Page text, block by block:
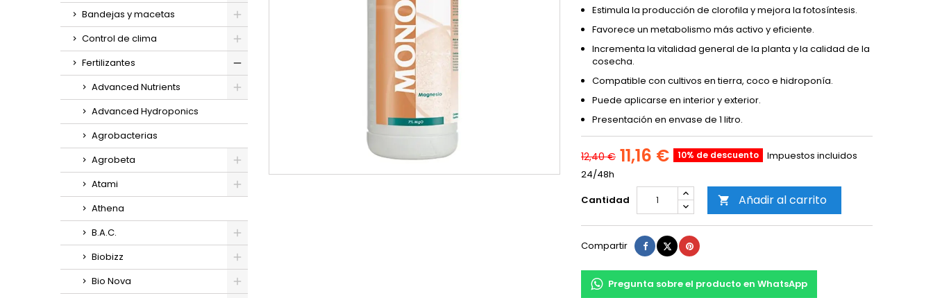
Bandejas y macetas
Control de clima
Fertilizantes
Advanced Nutrients
Advanced Hydroponics
Agrobacterias
Agrobeta
Atami
Athena
B.A.C.
Biobizz
Bio Nova
Estimula la producción de clorofila y mejora la fotosíntesis.
Favorece un metabolismo más activo y eficiente.
Incrementa la vitalidad general de la planta y la calidad de la
cosecha.
Compatible con cultivos en tierra, coco e hidroponía.
Puede aplicarse en interior y exterior.
Presentación en envase de 1 litro.
12,40 € 11,16 € 10% de descuento
Impuestos incluidos
24/48h
Cantidad
 Añadir al carrito
Compartir Compartir
TuitearPinterest
Pregunta sobre el producto en WhatsApp